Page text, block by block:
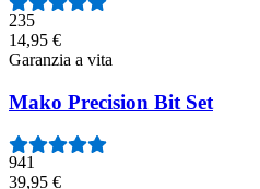
235
14,95 €
Garanzia a vita
Mako Precision Bit Set
941
39,95 €